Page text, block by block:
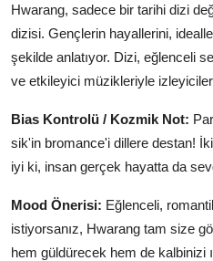
Hwarang, sadece bir tarihi dizi
dizisi. Gençlerin hayallerini,
şekilde anlatıyor. Dizi, eğlenceli
ve etkileyici müzikleriyle
Bias Kontrolü / Kozmik Not:
sik'in bromance'i dillere destan!
iyi ki, insan gerçek hayatta da
Mood Önerisi: Eğlenceli,
istiyorsanız, Hwarang tam size
hem güldürecek hem de kalbinizi